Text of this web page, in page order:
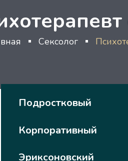
Сексолог
Подростковый
Корпоративный
Эриксоновский